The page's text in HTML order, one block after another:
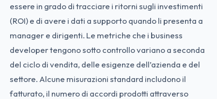
essere in grado di tracciare i ritorni sugli investimenti
(ROI) e di avere i dati a supporto quando li presenta a
manager e dirigenti. Le metriche che i business
developer tengono sotto controllo variano a seconda
del ciclo di vendita, delle esigenze dell’azienda e del
settore. Alcune misurazioni standard includono il
fatturato, il numero di accordi prodotti attraverso